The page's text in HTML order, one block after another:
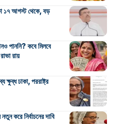
১৭ আগস্ট থেকে, বড়
পাননি? কবে মিলবে
রায়
ক্ষুব্ধ ঢাকা, পররাষ্ট্র
করে নির্বাচনের দাবি